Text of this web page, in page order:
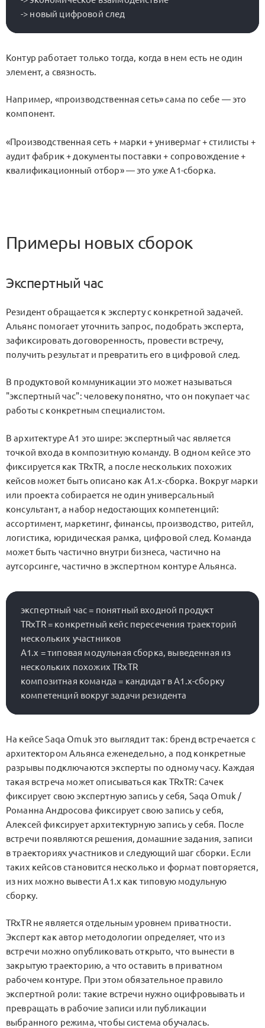
Контур работает только тогда, когда в нем есть не один
элемент, а связность.
Например, «производственная сеть» сама по себе — это
компонент.
«Производственная сеть + марки + универмаг + стилисты +
аудит фабрик + документы поставки + сопровождение +
квалификационный отбор» — это уже A1-сборка.
Примеры новых сборок
Экспертный час
Резидент обращается к эксперту с конкретной задачей.
Альянс помогает уточнить запрос, подобрать эксперта,
зафиксировать договоренность, провести встречу,
получить результат и превратить его в цифровой след.
В продуктовой коммуникации это может называться
"экспертный час": человеку понятно, что он покупает час
работы с конкретным специалистом.
В архитектуре A1 это шире: экспертный час является
точкой входа в композитную команду. В одном кейсе это
фиксируется как TRxTR, а после нескольких похожих
кейсов может быть описано как A1.x-сборка. Вокруг марки
или проекта собирается не один универсальный
консультант, а набор недостающих компетенций:
ассортимент, маркетинг, финансы, производство, ритейл,
логистика, юридическая рамка, цифровой след. Команда
может быть частично внутри бизнеса, частично на
аутсорсинге, частично в экспертном контуре Альянса.
экспертный час = понятный входной продукт
TRxTR = конкретный кейс пересечения траекторий
нескольких участников
A1.x = типовая модульная сборка, выведенная из
нескольких похожих TRxTR
композитная команда = кандидат в A1.x-сборку
На кейсе Saqa Omuk это выглядит так: бренд встречается с
архитектором Альянса еженедельно, а под конкретные
разрывы подключаются эксперты по одному часу. Каждая
такая встреча может описываться как TRxTR: Сачек
фиксирует свою экспертную запись у себя, Saqa Omuk /
Романна Андросова фиксирует свою запись у себя,
Алексей фиксирует архитектурную запись у себя. После
встречи появляются решения, домашние задания, записи
в траекториях участников и следующий шаг сборки. Если
таких кейсов становится несколько и формат повторяется,
из них можно вывестиA1.x как типовую модульную
сборку.
TRxTRне является отдельным уровнем приватности.
Эксперт как автор методологии определяет, что из
встречи можно опубликовать открыто, что вынести в
закрытую траекторию, а что оставить в приватном
рабочем контуре. При этом обязательное правило
экспертной роли: такие встречи нужно оцифровывать и
превращать в рабочие записи или публикации
выбранного режима, чтобы система обучалась.